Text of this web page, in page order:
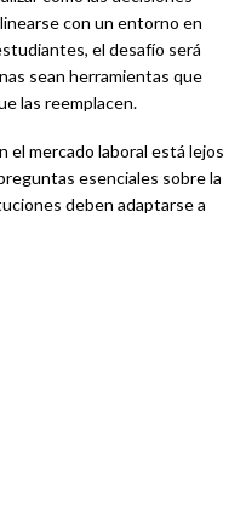
con un entorno en
el desafío será
sean herramientas que
las reemplacen.
el mercado laboral está lejos
esenciales sobre la
deben adaptarse a